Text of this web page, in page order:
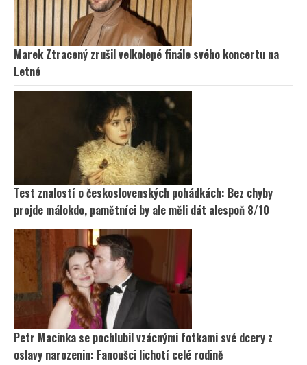
Marek Ztracený zrušil velkolepé finále svého koncertu na
Letné
Test znalostí o československých pohádkách: Bez chyby
projde málokdo, pamětníci by ale měli dát alespoň 8/10
Petr Macinka se pochlubil vzácnými fotkami své dcery z
oslavy narozenin: Fanoušci lichotí celé rodině